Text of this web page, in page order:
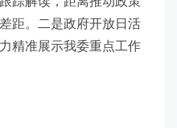
距。二是政府开放日活
精准展示我委重点工作